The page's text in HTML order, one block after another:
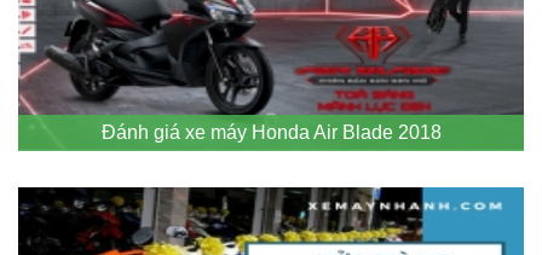
Đánh giá xe máy Honda Air Blade 2018